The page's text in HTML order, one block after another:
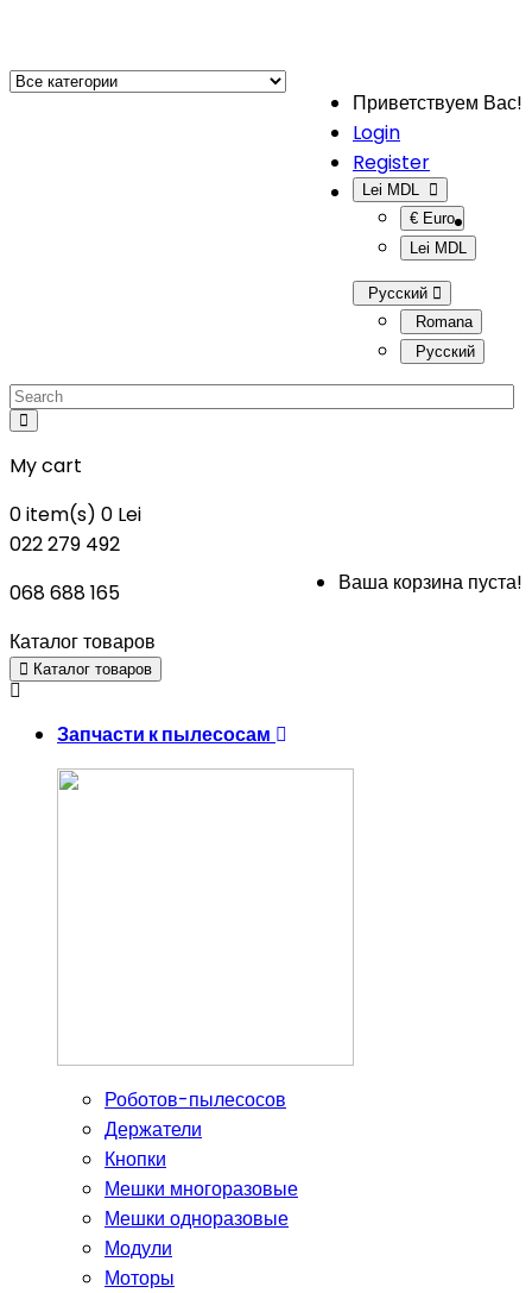
Приветствуем Вас!
Login
Register
€ Euro
Lei MDL
Русский
Romana
Русский
My cart
0item(s) 0 Lei
Ваша корзина пуста!
022 279 492
068 688 165
Каталог товаров
Каталог товаров
Запчасти к пылесосам
Роботов-пылесосов
Держатели
Кнопки
Мешки многоразовые
Мешки одноразовые
Модули
Моторы